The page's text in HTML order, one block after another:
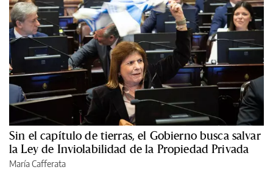
Sin el capítulo de tierras, el Gobierno busca salvar
la Ley de Inviolabilidad de la Propiedad Privada
María Cafferata